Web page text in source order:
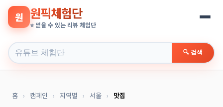
원 원픽체험단
⭐ 믿을 수 있는 리뷰 체험단
🔍 검색
홈 › 캠페인 › 지역별 › 서울 › 맛집